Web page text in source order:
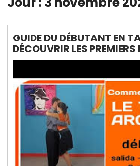
GUIDE DU DÉBUTANT EN
DÉCOUVRIR LES